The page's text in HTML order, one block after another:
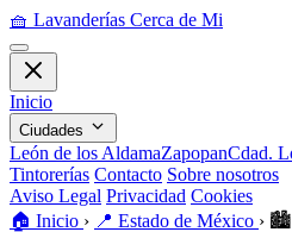
🧺 Lavanderías Cerca de Mi
Inicio
Ciudades
León de los AldamaZapopanCdad.
Tintorerías Contacto Sobre nosotros
Aviso Legal Privacidad Cookies
🏠 Inicio › 📍 Estado de México › 🏙️